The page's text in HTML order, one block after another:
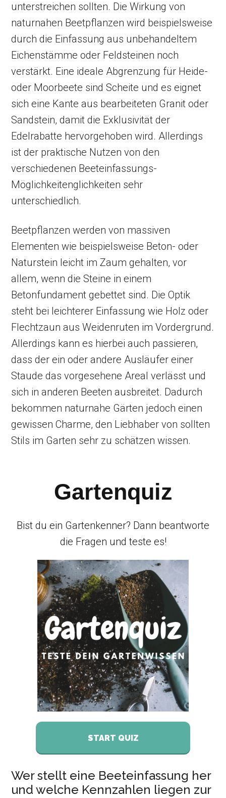
unterstreichen sollten. Die Wirkung von
naturnahen Beetpflanzen wird beispielsweise
durch die Einfassung aus unbehandeltem
Eichenstämme oder Feldsteinen noch
verstärkt. Eine ideale Abgrenzung für Heide-
oder Moorbeete sind Scheite und es eignet
sich eine Kante aus bearbeiteten Granit oder
Sandstein, damit die Exklusivität der
Edelrabatte hervorgehoben wird. Allerdings
ist der praktische Nutzen von den
verschiedenen Beeteinfassungs-
Möglichkeitenglichkeiten sehr
unterschiedlich.
Beetpflanzen werden von massiven
Elementen wie beispielsweise Beton- oder
Naturstein leicht im Zaum gehalten, vor
allem, wenn die Steine in einem
Betonfundament gebettet sind. Die Optik
steht bei leichterer Einfassung wie Holz oder
Flechtzaun aus Weidenruten im Vordergrund.
Allerdings kann es hierbei auch passieren,
dass der ein oder andere Ausläufer einer
Staude das vorgesehene Areal verlässt und
sich in anderen Beeten ausbreitet. Dadurch
bekommen naturnahe Gärten jedoch einen
gewissen Charme, den Liebhaber von sollten
Stils im Garten sehr zu schätzen wissen.
Gartenquiz
Bist du ein Gartenkenner? Dann beantworte
die Fragen und teste es!
START QUIZ
Wer stellt eine Beeteinfassung her
und welche Kennzahlen liegen zur